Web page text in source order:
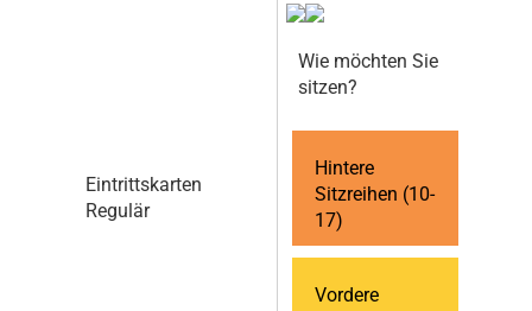
Eintrittskarten
Regulär
Wie möchten Sie
sitzen?
Hintere
Sitzreihen (10-
17)
Vordere